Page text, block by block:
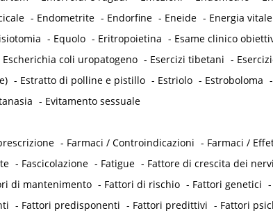
- Endometrite - Endorfine - Eneide - Energia vitale
- Equolo - Eritropoietina - Esame clinico
Escherichia coli uropatogeno - Esercizi tibetani -
- Estratto di polline e pistillo - Estriolo - Estroboloma -
- Evitamento sessuale
- Farmaci / Controindicazioni - Farmaci /
- Fascicolazione - Fatigue - Fattore di crescita dei
di mantenimento - Fattori di rischio - Fattori genetici -
- Fattori predisponenti - Fattori predittivi - Fattori